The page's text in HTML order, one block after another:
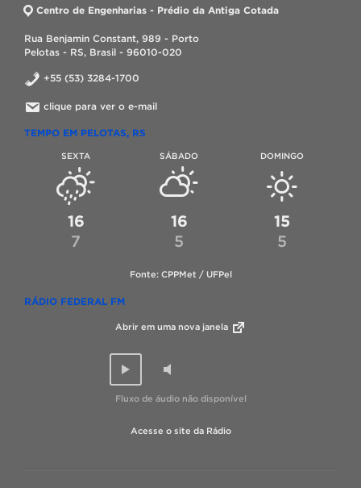
Centro de Engenharias - Prédio da Antiga Cotada
Rua Benjamin Constant, 989 - Porto
Pelotas - RS, Brasil - 96010-020
+55 (53) 3284-1700
clique para ver o e-mail
TEMPO EM PELOTAS, RS
SEXTA
16
7
SÁBADO
16
5
DOMINGO
15
5
Fonte: CPPMet / UFPel
RÁDIO FEDERAL FM
Abrir em uma nova janela
Fluxo de áudio não disponível
Acesse o site da Rádio